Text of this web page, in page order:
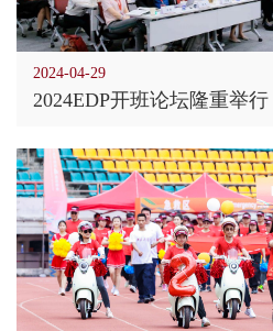
2024-04-29
2024EDP开班论坛隆重举行